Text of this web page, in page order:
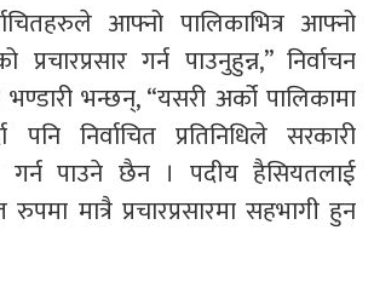
आफ्नो पालिकाभित्र आफ्नो
गर्न पाउनुहुन्न,” निर्वाचन
भन्छन्, “यसरी अर्को पालिकामा
पनि निर्वाचित प्रतिनिधिले सरकारी
गर्न पाउने छैन । पदीय हैसियतलाई
रुपमा मात्रै प्रचारप्रसारमा सहभागी हुन